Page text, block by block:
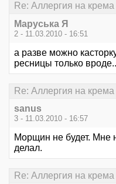
Re: Аллергия на
Маруська Я
2 - 11.03.2010 - 16:51
а разве можно
ресницы только
Re: Аллергия на
sanus
3 - 11.03.2010 - 16:57
Морщин не будет. Мне
делал.
Re: Аллергия на